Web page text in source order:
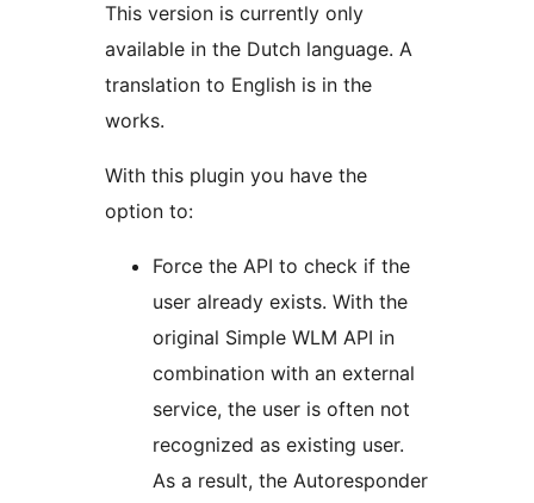
This version is currently only
available in the Dutch language. A
translation to English is in the
works.
With this plugin you have the
option to:
Force the API to check if the
user already exists. With the
original Simple WLM API in
combination with an external
service, the user is often not
recognized as existing user.
As a result, the Autoresponder